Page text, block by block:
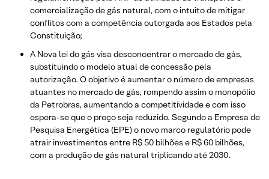
comercialização de gás natural, com o intuito de mitigar
conflitos com a competência outorgada aos Estados pela
Constituição;
A Nova lei do gás visa desconcentrar o mercado de gás,
substituindo o modelo atual de concessão pela
autorização. O objetivo é aumentar o número de empresas
atuantes no mercado de gás, rompendo assim o monopólio
da Petrobras, aumentando a competitividade e com isso
espera-se que o preço seja reduzido. Segundo a Empresa de
Pesquisa Energética (EPE) o novo marco regulatório pode
atrair investimentos entre R$ 50 bilhões e R$ 60 bilhões,
com a produção de gás natural triplicando até 2030.